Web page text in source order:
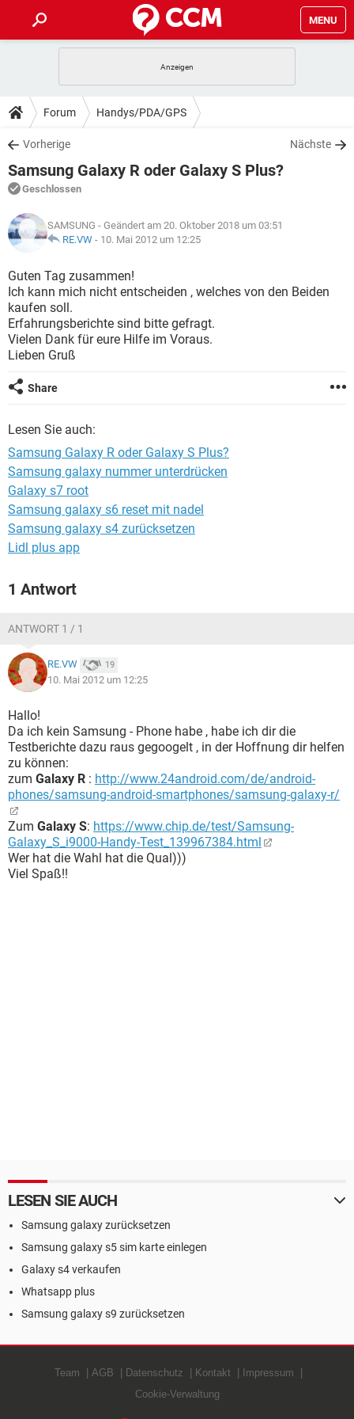
MENU
ANDROID IOS
WINDOWS 10
WHATSAPP TIKTOK
FACEBOOK
TIPPS & TRICKS
SPIELE STREAMING
WINDOWS 10
WHATSAPP
FACEBOOK HARDWARE
DOWNLOADS
SPIELE STREAMING
ANDROID
WINDOWS 10 INSTAGRAM
WHATSAPP
FACEBOOK
FORUM
SPIELE
ANDROID IOS
WHATSAPP TIKTOK
FACEBOOK HARDWARE
LEXIKON
SPIELE
ANDROID
WINDOWS 10
WHATSAPP TIKTOK
FACEBOOK
Forum Handys/PDA/GPS
Vorherige Nächste
Samsung Galaxy R oder Galaxy S Plus?
Geschlossen
SAMSUNG - Geändert am 20. Oktober 2018 um 03:51
RE.VW - 10. Mai 2012 um 12:25
Guten Tag zusammen!
Ich kann mich nicht entscheiden , welches von den Beiden
kaufen soll.
Erfahrungsberichte sind bitte gefragt.
Vielen Dank für eure Hilfe im Voraus.
Lieben Gruß
Share
Lesen Sie auch:
Samsung Galaxy R oder Galaxy S Plus?
Samsung galaxy nummer unterdrücken
Galaxy s7 root
Samsung galaxy s6 reset mit nadel
Samsung galaxy s4 zurücksetzen
Lidl plus app
1 Antwort
ANTWORT 1 / 1
RE.VW 19
10. Mai 2012 um 12:25
Hallo!
Da ich kein Samsung - Phone habe , habe ich dir die
Testberichte dazu raus gegoogelt , in der Hoffnung dir helfen
zu können:
zum Galaxy R : http://www.24android.com/de/android-
phones/samsung-android-smartphones/samsung-galaxy-r/
Zum Galaxy S: https://www.chip.de/test/Samsung-
Galaxy_S_i9000-Handy-Test_139967384.html
Wer hat die Wahl hat die Qual)))
Viel Spaß!!
LESEN SIE AUCH
Samsung galaxy zurücksetzen
Samsung galaxy s5 sim karte einlegen
Galaxy s4 verkaufen
Whatsapp plus
Samsung galaxy s9 zurücksetzen
Team AGB Datenschutz Kontakt
Impressum
Cookie-Verwaltung